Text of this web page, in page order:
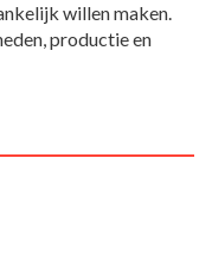
willen maken.
productie en